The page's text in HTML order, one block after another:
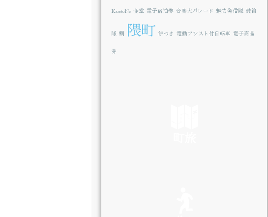
KazetoNe 食堂 電子宿泊券 音楽大パレード 魅力発信隊 鼓笛
隊 鯛 隈町 餅つき 電動アシスト付自転車 電子商品
券